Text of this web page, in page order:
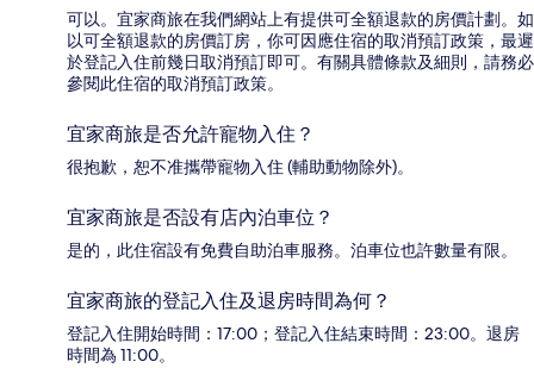
可以。宜家商旅在我們網站上有提供可全額退款的房價計劃。如
以可全額退款的房價訂房，你可因應住宿的取消預訂政策，最遲
於登記入住前幾日取消預訂即可。有關具體條款及細則，請務必
參閱此住宿的取消預訂政策。
宜家商旅是否允許寵物入住？
很抱歉，恕不准攜帶寵物入住 (輔助動物除外)。
宜家商旅是否設有店內泊車位？
是的，此住宿設有免費自助泊車服務。泊車位也許數量有限。
宜家商旅的登記入住及退房時間為何？
登記入住開始時間：17:00；登記入住結束時間：23:00。退房
時間為 11:00。